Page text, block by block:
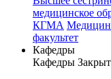
медицинское
КГМА
факультет
Кафедры
Кафедры